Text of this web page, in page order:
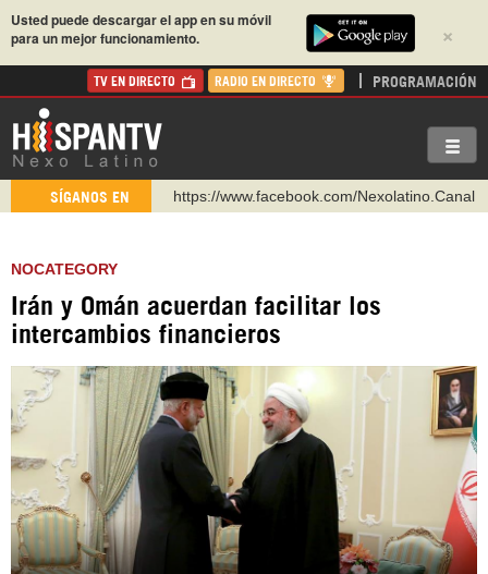
×
Usted puede descargar el app en su móvil
para un mejor funcionamiento.
TV EN DIRECTO RADIO EN DIRECTO PROGRAMACIÓN
SÍGANOS EN
https://www.facebook.com/Nexolatino.Canal
https://t.me/hispantvcanal
https://urmedium.com/c/hispantv
Instagram como: hispan_tv
NOCATEGORY
Irán y Omán acuerdan facilitar los
intercambios financieros